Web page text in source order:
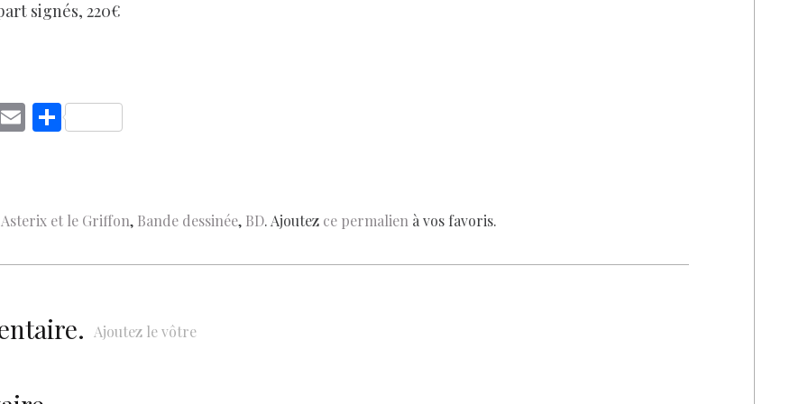
signés, 220€
E S
Asterix et le Griffon, Bande dessinée, BD. Ajoutez ce permalien à vos favoris.
Ajoutez le vôtre